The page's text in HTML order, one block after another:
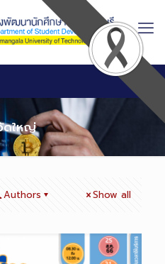
ดใหญ่
Authors Show all